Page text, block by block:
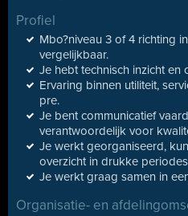
Profiel
Mbo?niveau 3 of 4 richting
vergelijkbaar.
Je hebt technisch inzicht en
Ervaring binnen utiliteit,
pre.
Je bent communicatief
verantwoordelijk voor
Je werkt georganiseerd,
overzicht in drukke
Je werkt graag samen in
Organisatie- en